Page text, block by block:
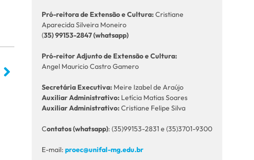
Pró-reitora de Extensão e Cultura:Cristiane
Aparecida Silveira Moneiro
(35) 99153-2847 (whatsapp)
Pró-reitor Adjunto de Extensão e Cultura:
Angel Mauricio Castro Gamero
Secretária Executiva: Meire Izabel de Araújo
Auxiliar Administrativo: Letícia Matias Soares
Auxiliar Administrativo:Cristiane Felipe Silva
Contatos (whatsapp): (35)99153-2831 e (35)3701-9300
E-mail: proec@unifal-mg.edu.br